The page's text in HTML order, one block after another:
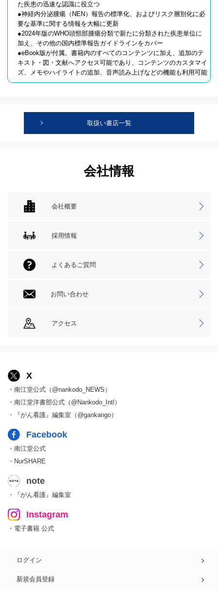
た疾患の迅速な認識に役立つ
●神経内分泌腫瘍（NEN）報告の標準化、およびリスク層別化に必
要な基準に関する情報を大幅に更新
●2024年版のWHO頭頸部腫瘍分類で新たに分類された疾患単位に
加え、その他の国内標準報告ガイドラインをカバー
●eBook版が付属。書籍内のすべてのコンテンツに加え、追加のテ
キスト・図・文献へアクセス可能であり、コンテンツのカスタマイ
ズ、メモやハイライトの追加、音声読み上げなどの機能も利用可能
取扱い書店一覧
会社情報
会社概要
採用情報
よくあるご質問
お問い合わせ
アクセス
X
・南江堂公式（@nankodo_NEWS）
・南江堂洋書部公式（@Nankodo_Intl）
・『がん看護』編集室（@gankango）
Facebook
・南江堂公式
・NurSHARE
note
・『がん看護』編集室
Instagram
・電子書籍 公式
ログイン
新規会員登録